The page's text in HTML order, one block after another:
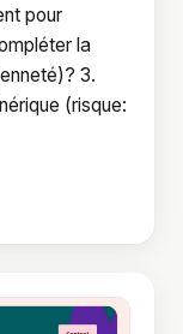
pour
la
3.
(risque: